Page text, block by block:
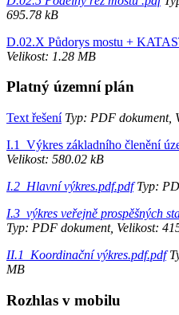
695.78 kB
D.02.X Půdorys mostu +
Velikost: 1.28 MB
Platný územní plán
Text řešeníTyp: PDF dokument,
I.1_Výkres základního členění
Velikost: 580.02 kB
I.2_Hlavní výkres.pdf.pdfTyp:
I.3_výkres veřejně prospěšných
Typ: PDF dokument, Velikost:
II.1_Koordinační výkres.pdf.pdf
MB
Rozhlas v mobilu